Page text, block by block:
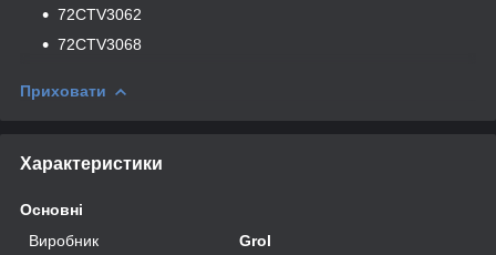
72CTV3062
72CTV3068
Приховати
Характеристики
Основні
Виробник
Grol